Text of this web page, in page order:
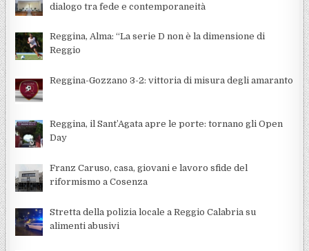
dialogo tra fede e contemporaneità
Reggina, Alma: “La serie D non è la dimensione di
Reggio
Reggina-Gozzano 3-2: vittoria di misura degli amaranto
Reggina, il Sant’Agata apre le porte: tornano gli Open
Day
Franz Caruso, casa, giovani e lavoro sfide del
riformismo a Cosenza
Stretta della polizia locale a Reggio Calabria su
alimenti abusivi